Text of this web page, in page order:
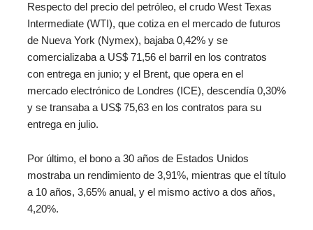
Respecto del precio del petróleo, el crudo West Texas
Intermediate (WTI), que cotiza en el mercado de futuros
de Nueva York (Nymex), bajaba 0,42% y se
comercializaba a US$ 71,56 el barril en los contratos
con entrega en junio; y el Brent, que opera en el
mercado electrónico de Londres (ICE), descendía 0,30%
y se transaba a US$ 75,63 en los contratos para su
entrega en julio.
Por último, el bono a 30 años de Estados Unidos
mostraba un rendimiento de 3,91%, mientras que el título
a 10 años, 3,65% anual, y el mismo activo a dos años,
4,20%.